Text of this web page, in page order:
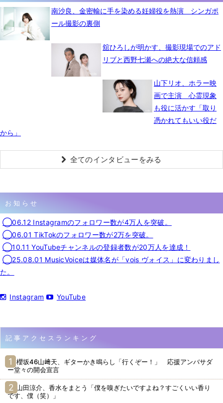
南沙良、金密輸に手を染める妊婦役を熱演 シンガポ
ール撮影の裏側
舘ひろしが明かす、撮影現場でのアド
リブと西野七瀬への絶大な信頼感
山下リオ、ホラー映
画で主演 心霊現象
も役に活かす「取り
憑かれてもいい役だ
から」
全てのインタビューをみる
お知らせ
◯06.12 Instagramのフォロワー数が4万人を突破。
◯06.01 TikTokのフォロワー数が2万を突破。
◯10.11 YouTubeチャンネルの登録者数が20万人を達成！
◯25.08.01 MusicVoiceは媒体名が「vois ヴォイス」に変わりまし
た。
Instagram YouTube
記事アクセスランキング
櫻坂46山﨑天、ギターかき鳴らし「行くぞー！」 応援アンバサダ
ー堂々の開会宣言
山田涼介、香水をまとう「僕を嗅ぎたいですよね？すごくいい香り
です、僕（笑）」